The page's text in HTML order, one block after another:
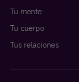
Tu mente
Tu cuerpo
Tus relaciones